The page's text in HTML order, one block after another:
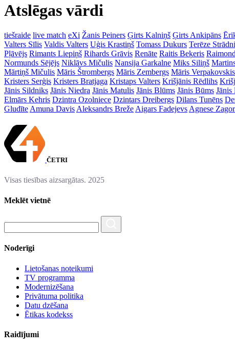
Atslēgas vārdi
tiešraide live match eXi Žanis Peiners Ģirts Kalniņš Ģirts Ankipāns
Valters Sīlis Valdis Valters Uģis Krastiņš Tomass Dukurs Terēze
Pļāvējs Rimants Liepiņš Rihards Grāvis Renāte Raitis Beķeris
Normunds Sējējs Niklāvs Mičulis Nansija Garkalne Miks Siliņš
Mārtiņš Mičulis Māris Štrombergs Māris Zembergs Māris Verpakovskis
Kristers Serģis Kristers Bratjaga Kristaps Valters Krišjānis Rēdlihs
Jānis Sildniks Jānis Niedra Jānis Matulis Jānis Blūms Jānis Būms Jānis
Elmārs Kehris Dzintra Ozolniece Dzintars Dreibergs Dilans Tunēns
Gludīte Amuna Davis Aleksandrs Breže Aigars Fadejevs Agnese
ČETRI
Visas tiesības aizsargātas. 2025
Meklēt vietnē
Noderīgi
Lietošanas noteikumi
TV programma
Modernizēšana
Privātuma politika
Datu dzēšana
Ētikas kodekss
Raidījumi